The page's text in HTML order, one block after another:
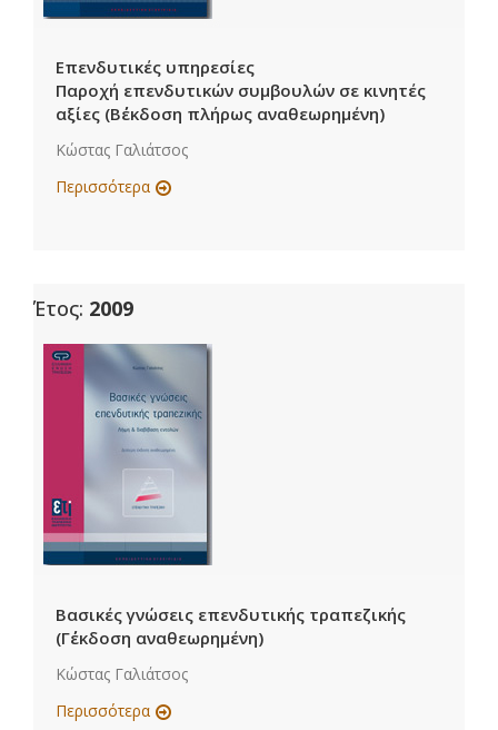
Επενδυτικές υπηρεσίες
Παροχή επενδυτικών συμβουλών σε κινητές
αξίες (Β΄έκδοση πλήρως αναθεωρημένη)
Κώστας Γαλιάτσος
Περισσότερα
Έτος: 2009
Βασικές γνώσεις επενδυτικής τραπεζικής
(Γ΄έκδοση αναθεωρημένη)
Κώστας Γαλιάτσος
Περισσότερα